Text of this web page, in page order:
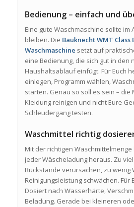
Bedienung – einfach und
Eine gute Waschmaschine sollte im
bleiben. Die Bauknecht WMT Class
Waschmaschine setzt auf
eine Bedienung, die sich gut in den
Haushaltsablauf einfügt. Für Euch
einlegen, Programm wählen,
starten. Genau so soll es sein – die
Kleidung reinigen und nicht Eure
Schleudergang testen.
Waschmittel richtig
Mit der richtigen
jeder Wäscheladung heraus. Zu
Rückstände verursachen, zu wenig
Reinigungsleistung schwächen. Für
Dosiert nach Wasserhärte,
Beladung. Gerade bei kleineren